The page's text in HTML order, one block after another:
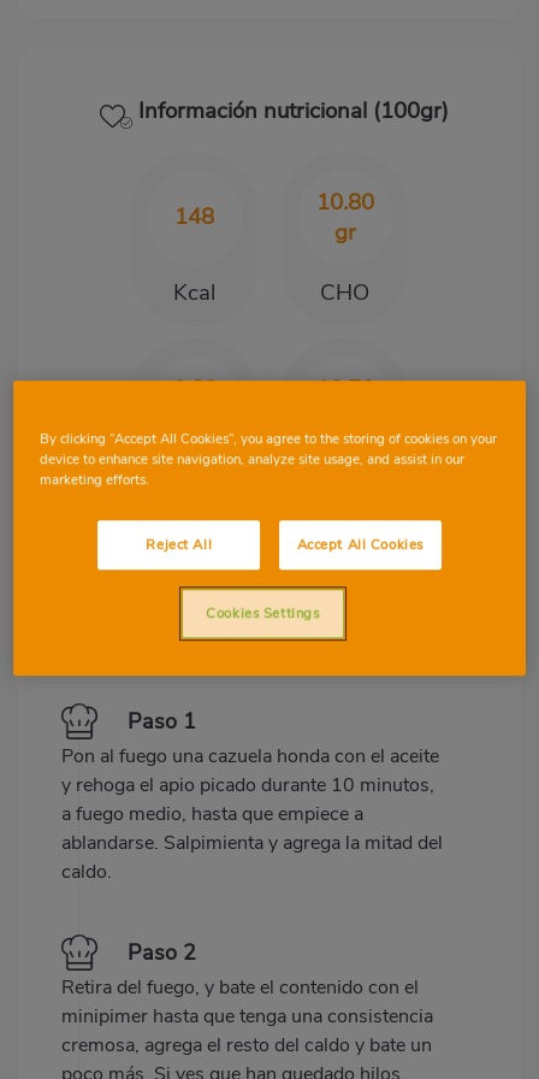
Información nutricional (100gr)
148
Kcal
10.80
gr
CHO
1.60
Proteínas
10.70
Ingredientes
Paso 1
Pon al fuego una cazuela honda con el aceite
y rehoga el apio picado durante 10 minutos,
a fuego medio, hasta que empiece a
ablandarse. Salpimienta y agrega la mitad del
caldo.
Paso 2
Retira del fuego, y bate el contenido con el
minipimer hasta que tenga una consistencia
cremosa, agrega el resto del caldo y bate un
By clicking “Accept All Cookies”, you agree to the storing of cookies on your
device to enhance site navigation, analyze site usage, and assist in our
marketing efforts.
Reject All Accept All Cookies
Cookies Settings